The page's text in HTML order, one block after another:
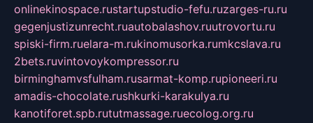
onlinekinospace.rustartupstudio-fefu.ruzarges-ru.ru
gegenjustizunrecht.ruautobalashov.ruutrovortu.ru
spiski-firm.ruelara-m.rukinomusorka.rumkcslava.ru
2bets.ruvintovoykompressor.ru
birminghamvsfulham.rusarmat-komp.rupioneeri.ru
amadis-chocolate.rushkurki-karakulya.ru
kanotiforet.spb.rututmassage.ruecolog.org.ru